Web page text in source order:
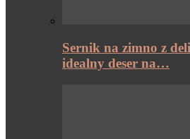
Sernik na zimno z
idealny deser na…